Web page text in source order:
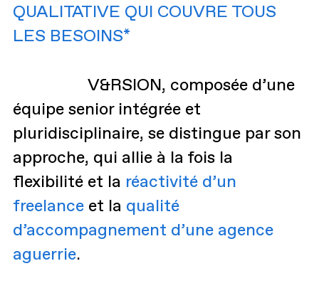
QUALITATIVE QUI COUVRE TOUS
LES BESOINS*
V&RSION, composée d’une
équipe senior intégrée et
pluridisciplinaire, se distingue par son
approche, qui allie à la fois la
flexibilité et la réactivité d’un
freelanceet la qualité
d’accompagnement d’une agence
aguerrie.